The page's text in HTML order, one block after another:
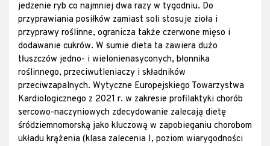
jedzenie ryb co najmniej dwa razy w tygodniu. Do
przyprawiania posiłków zamiast soli stosuje zioła i
przyprawy roślinne, ogranicza także czerwone mięso i
dodawanie cukrów. W sumie dieta ta zawiera dużo
tłuszczów jedno- i wielonienasyconych, błonnika
roślinnego, przeciwutleniaczy i składników
przeciwzapalnych. Wytyczne Europejskiego Towarzystwa
Kardiologicznego z 2021 r. w zakresie profilaktyki chorób
sercowo-naczyniowych zdecydowanie zalecają dietę
śródziemnomorską jako kluczową w zapobieganiu chorobom
układu krążenia (klasa zalecenia I, poziom wiarygodności